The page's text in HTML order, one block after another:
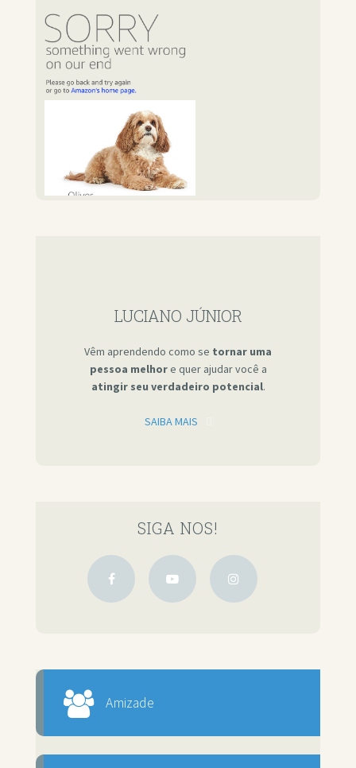
LUCIANO JÚNIOR
Vêm aprendendo como se tornar uma
pessoa melhore quer ajudar você a
atingir seu verdadeiro potencial.
SAIBA MAIS
SIGA NOS!
Amizade